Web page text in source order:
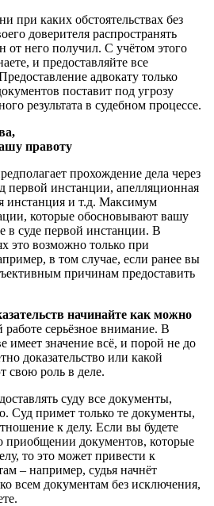
при каких обстоятельствах без
доверителя распространять
него получил. С учётом этого
и предоставляйте все
адвокату только
поставит под угрозу
результата в судебном процессе.
правоту
прохождение дела через
первой инстанции, апелляционная
инстанция и т.д. Максимум
которые обосновывают вашу
в суде первой инстанции. В
это возможно только при
в том случае, если ранее вы
причинам предоставить
начинайте как можно
работе серьёзное внимание. В
имеет значение всё, и порой не до
доказательство или какой
свою роль в деле.
суду все документы,
Суд примет только те документы,
к делу. Если вы будете
приобщении документов, которые
то это может привести к
– например, судья начнёт
всем документам без исключения,